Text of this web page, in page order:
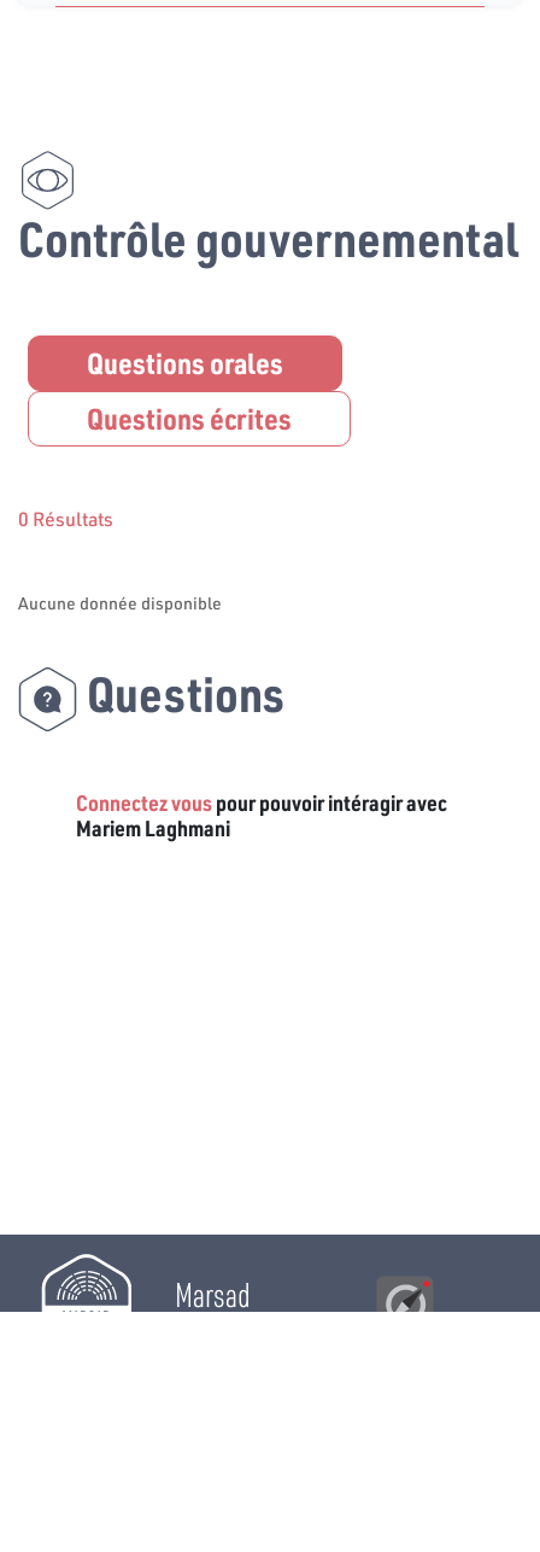
Contrôle gouvernemental
Questions orales
Questions écrites
0 Résultats
Aucune donnée disponible
Questions
Connectez vouspour pouvoir intéragir avec
Mariem Laghmani
Marsad